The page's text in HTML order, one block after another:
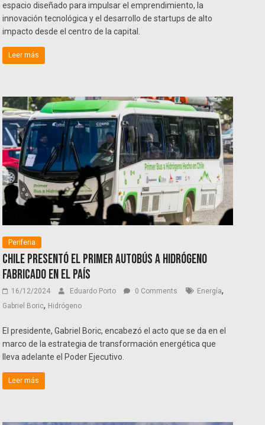
espacio diseñado para impulsar el emprendimiento, la
innovación tecnológica y el desarrollo de startups de alto
impacto desde el centro de la capital.
Leer más
Periferia
Chile presentó el primer autobús a hidrógeno
fabricado en el país
16/12/2024 Eduardo Porto 0 Comments Energía,
Gabriel Boric, Hidrógeno
El presidente, Gabriel Boric, encabezó el acto que se da en el
marco de la estrategia de transformación energética que
lleva adelante el Poder Ejecutivo.
Leer más